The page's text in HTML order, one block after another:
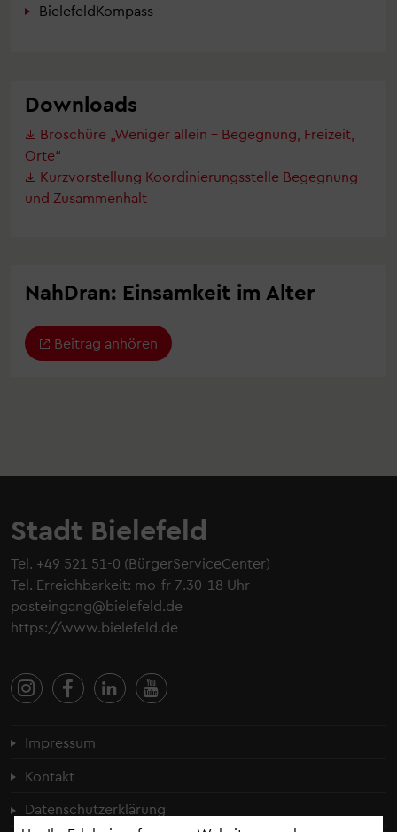
BielefeldKompass
Downloads
Broschüre „Weniger allein – Begegnung, Freizeit,
Orte“
Kurzvorstellung Koordinierungsstelle Begegnung
und Zusammenhalt
NahDran: Einsamkeit im Alter
Beitrag anhören
Stadt Bielefeld
Tel. +49 521 51-0 (BürgerServiceCenter)
Tel. Erreichbarkeit: mo-fr 7.30-18 Uhr
posteingang@bielefeld.de
https://www.bielefeld.de
Fußzeilenmenü
Impressum
Kontakt
Datenschutzerklärung